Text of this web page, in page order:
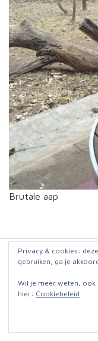
Brutale aap
© 2026Jut en Jul op
Privacy & cookies:
gebruiken, ga je
Wil je meer weten, ook
hier: Cookiebeleid